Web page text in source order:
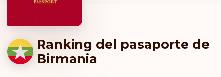
Ranking del pasaporte de
Birmania